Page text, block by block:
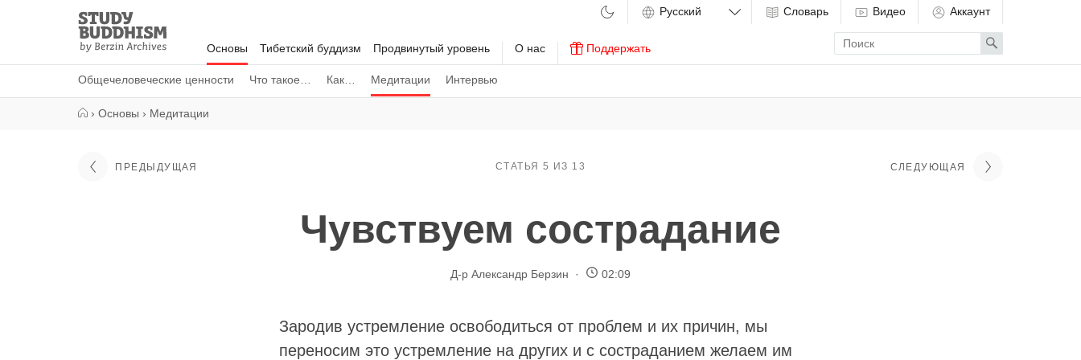
Study
Buddhism
Home
Основы
Общечеловеческие ценности Что такое… Как… Медитации Интервью
Тибетский буддизм Продвинутый уровень О нас Поддержать
Словарь Видео Аккаунт
Enter
search
term
Search
› Основы › Медитации
ПРЕДЫДУЩАЯ СТАТЬЯ 5 ИЗ 13 СЛЕДУЮЩАЯ
Чувствуем сострадание
Д-р Александр Берзин 02:09
Зародив устремление освободиться от проблем и их причин, мы
переносим это устремление на других и с состраданием желаем им